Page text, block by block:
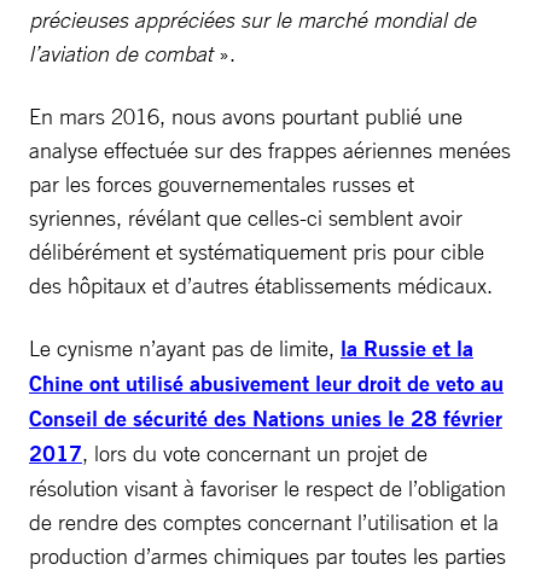
précieuses appréciées sur le marché mondial de
l’aviation de combat».
En mars 2016, nous avons pourtant publié une
analyse effectuée sur des frappes aériennes menées
par les forces gouvernementales russes et
syriennes, révélant que celles-ci semblent avoir
délibérément et systématiquement pris pour cible
des hôpitaux et d’autres établissements médicaux.
Le cynisme n’ayant pas de limite, la Russie et la
Chine ont utilisé abusivement leur droit de veto au
Conseil de sécurité des Nations unies le 28 février
2017, lors du vote concernant un projet de
résolution visant à favoriser le respect de l’obligation
de rendre des comptes concernant l’utilisation et la
production d’armes chimiques par toutes les parties